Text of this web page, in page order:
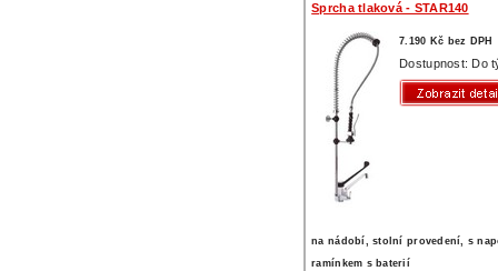
Sprcha tlaková - STAR140
7.190 Kč bez DPH
Dostupnost: Do
na nádobí, stolní provedení, s
ramínkem s baterií